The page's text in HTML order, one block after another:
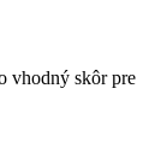
vhodný skôr pre